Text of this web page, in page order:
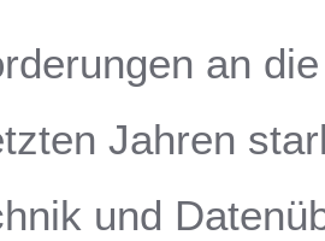
an
Jahren
und